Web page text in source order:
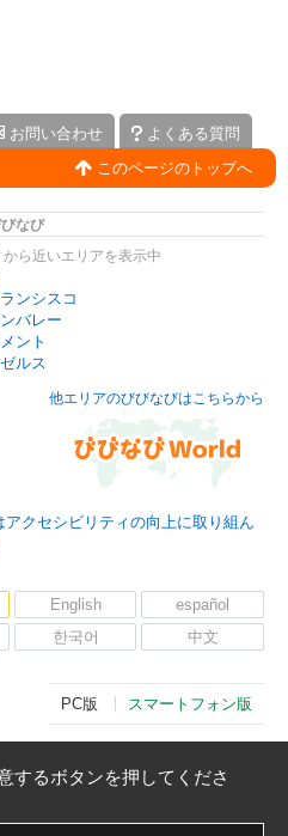
お問い合わせ
よくある質問
このページのトップへ
なび
ら近いエリアを表示中
ンシスコ
バレー
ント
ルス
他エリアのびびなびはこちらから
アクセシビリティの向上に取り組ん
English
español
한국어 中文
PC版 スマートフォン版
するボタンを押してくださ